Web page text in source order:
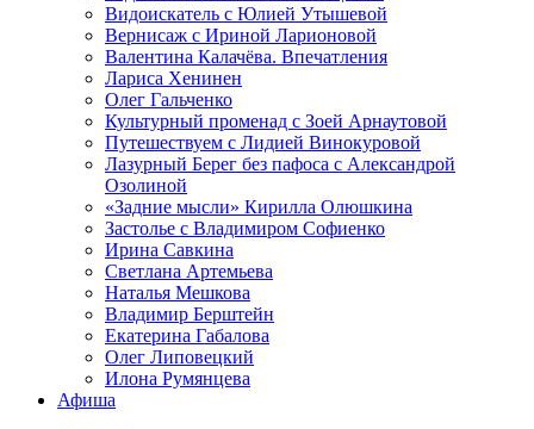
Видоискатель с Юлией Утышевой
Вернисаж с Ириной Ларионовой
Валентина Калачёва. Впечатления
Лариса Хенинен
Олег Гальченко
Культурный променад с Зоей Арнаутовой
Путешествуем с Лидией Винокуровой
Лазурный Берег без пафоса с Александрой
Озолиной
«Задние мысли» Кирилла Олюшкина
Застолье с Владимиром Софиенко
Ирина Савкина
Светлана Артемьева
Наталья Мешкова
Владимир Берштейн
Екатерина Габалова
Олег Липовецкий
Илона Румянцева
Афиша